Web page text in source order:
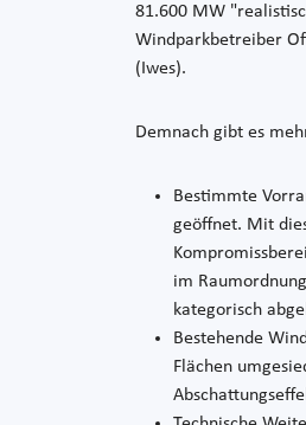
81.600 MW
Windparkbetreiber
(Iwes).
Demnach gibt es
Bestimmte
geöffnet. Mit
im
kategorisch
Bestehende
Flächen